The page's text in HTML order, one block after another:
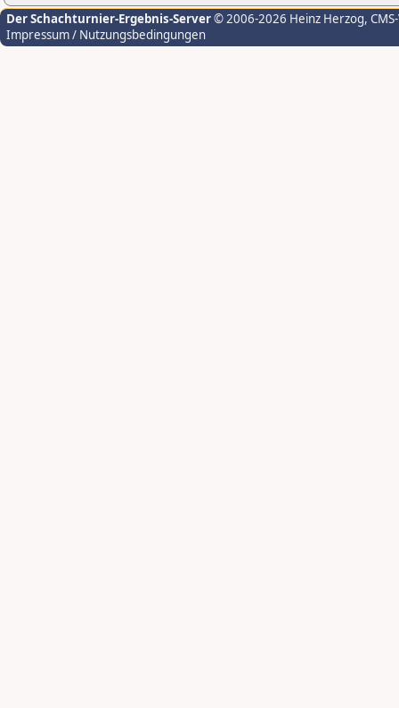
Der Schachturnier-Ergebnis-Server© 2006-2026 Heinz Herzog,
Impressum / Nutzungsbedingungen